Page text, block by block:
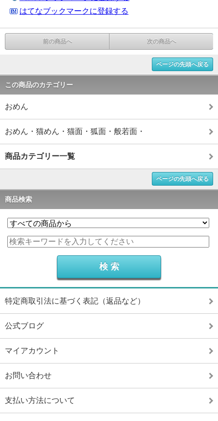
はてなブックマークに登録する
前の商品へ 次の商品へ
ページの先頭へ戻る
この商品のカテゴリー
おめん
おめん・猫めん・猫面・狐面・般若面・
商品カテゴリー一覧
ページの先頭へ戻る
商品検索
特定商取引法に基づく表記（返品など）
公式ブログ
マイアカウント
お問い合わせ
支払い方法について